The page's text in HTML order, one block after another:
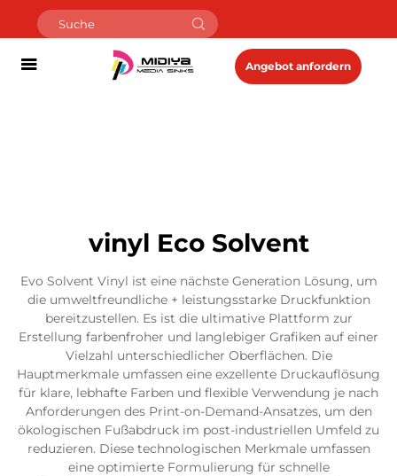
Angebot anfordern
vinyl Eco Solvent
Evo Solvent Vinyl ist eine nächste Generation Lösung, um
die umweltfreundliche + leistungsstarke Druckfunktion
bereitzustellen. Es ist die ultimative Plattform zur
Erstellung farbenfroher und langlebiger Grafiken auf einer
Vielzahl unterschiedlicher Oberflächen. Die
Hauptmerkmale umfassen eine exzellente Druckauflösung
für klare, lebhafte Farben und flexible Verwendung je nach
Anforderungen des Print-on-Demand-Ansatzes, um den
ökologischen Fußabdruck im post-industriellen Umfeld zu
reduzieren. Diese technologischen Merkmale umfassen
eine optimierte Formulierung für schnelle